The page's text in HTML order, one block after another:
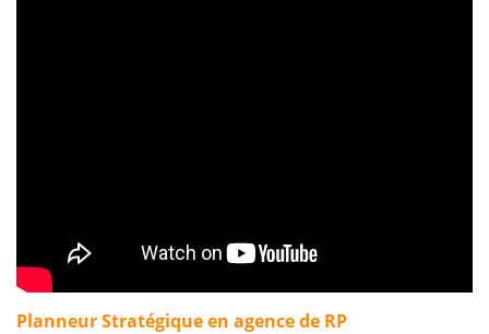
Planneur Stratégique en agence de RP